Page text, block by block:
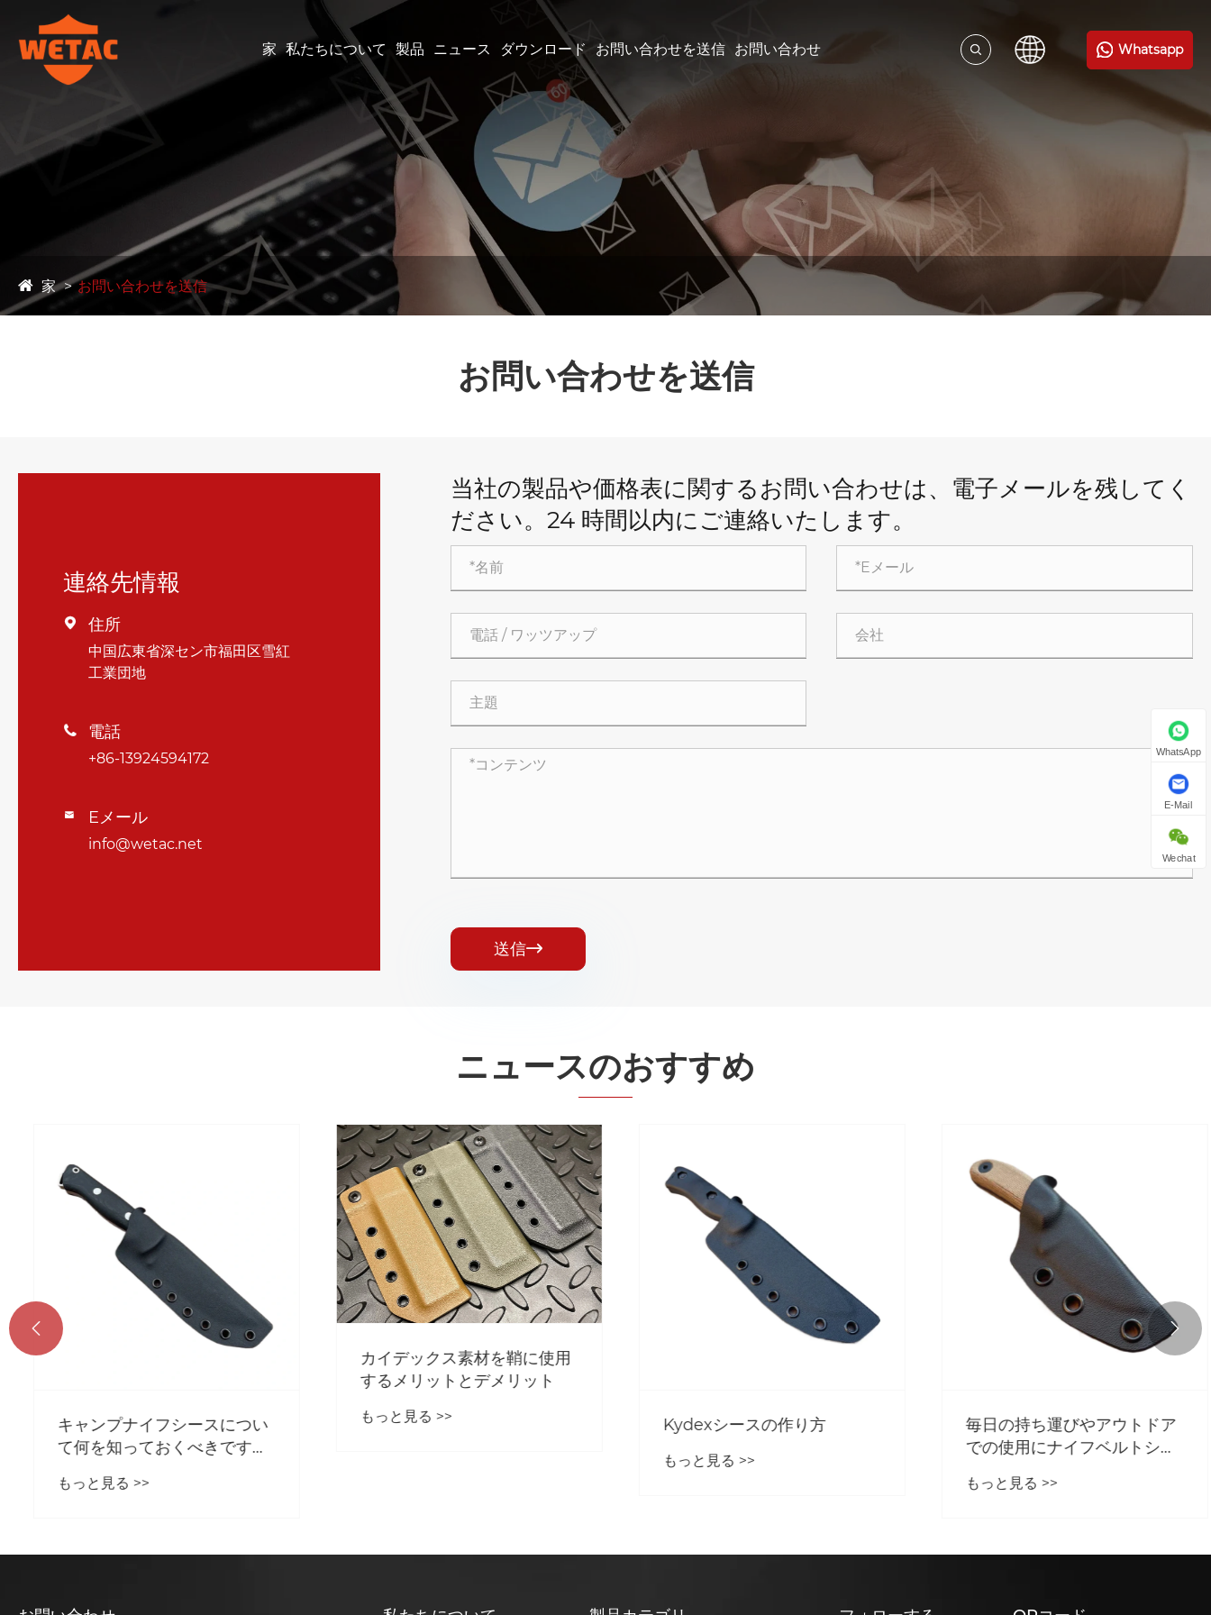
家 私たちについて 製品 ニュース ダウンロード お問い合わせを送信 お問い合わせ Whatsapp
家 お問い合わせを送信
お問い合わせを送信
連絡先情報
 住所
中国広東省深セン市福田区雪紅
工業団地
 電話
+86-13924594172
 Eメール
info@wetac.net
当社の製品や価格表に関するお問い合わせは、電子メールを残してく
ださい。24 時間以内にご連絡いたします。
送信
ニュースのおすすめ
キャンプナイフシースについ
て何を知っておくべきです
もっと見る >>
カイデックス素材を鞘に使用
するメリットとデメリット
もっと見る >> Kydexシースの作り方
もっと見る >>
毎日の持ち運びやアウトドア
での使用にナイフベルトシー
もっと見る >>
 
WhatsApp
E-Mail
Wechat